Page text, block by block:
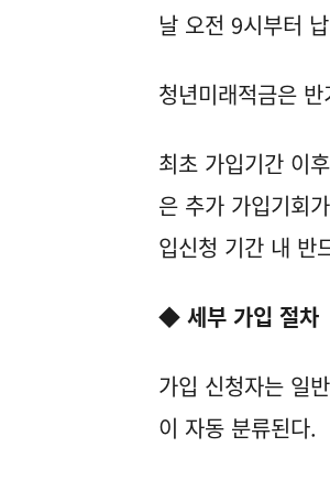
날 오전 9시부터
청년미래적금은
최초 가입기간 이
은 추가 가입기회
입신청 기간 내 반
◆ 세부 가입 절차
가입 신청자는 일
이 자동 분류된다.